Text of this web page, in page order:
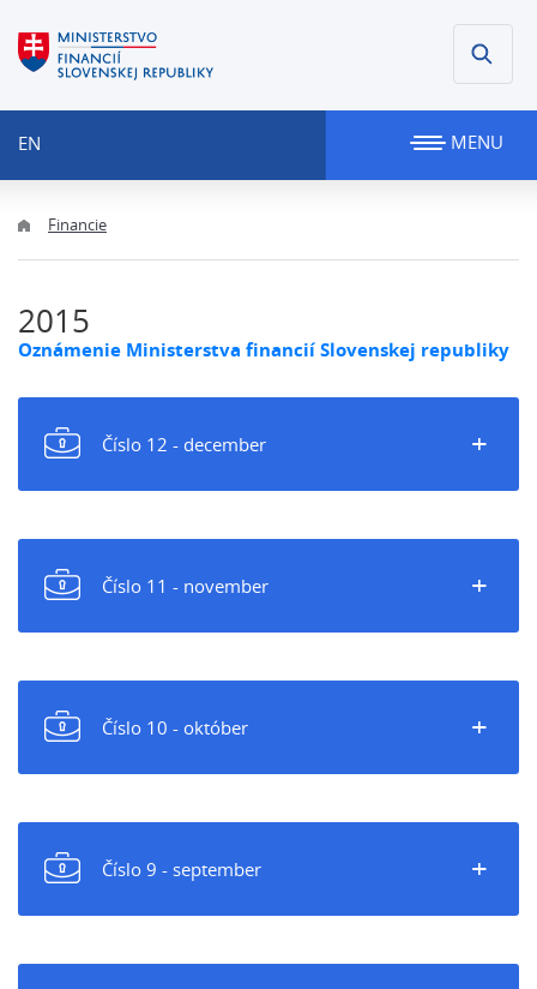
EN MENU
Financie
2015
Oznámenie Ministerstva financií Slovenskej republiky
+
Číslo 12 - december
+
Číslo 11 - november
+
Číslo 10 - október
+
Číslo 9 - september